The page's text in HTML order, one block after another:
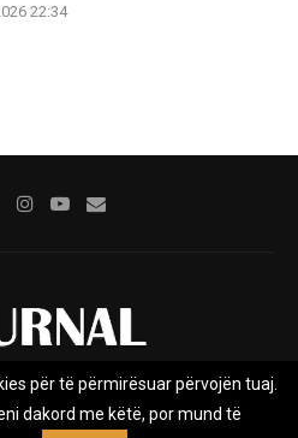
22:34
Marketing
Kontakt
Policy
për të përmirësuar përvojën tuaj.
dakord me këtë, por mund të